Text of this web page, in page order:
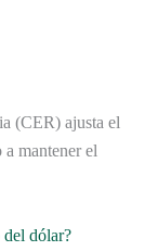
(CER) ajusta el
mantener el
del dólar?